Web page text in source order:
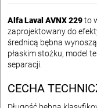
Alfa Laval AVNX 229to
zaprojektowany do
średnicą bębna
płaskim stożku, model
separacji.
CECHA